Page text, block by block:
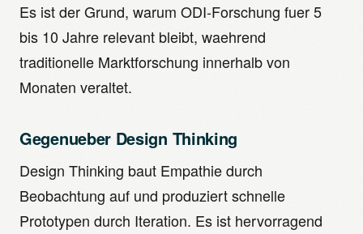
Es ist der Grund, warum ODI-Forschung fuer 5
bis 10 Jahre relevant bleibt, waehrend
traditionelle Marktforschung innerhalb von
Monaten veraltet.
Gegenueber Design Thinking
Design Thinking baut Empathie durch
Beobachtung auf und produziert schnelle
Prototypen durch Iteration. Es ist hervorragend